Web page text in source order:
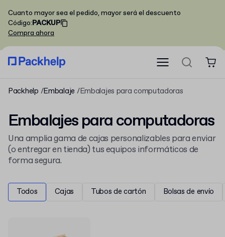
Cuanto mayor sea el pedido, mayor será el descuento
Código:PACKUP
Compra ahora
Packhelp Embalaje Embalajes para computadoras
Embalajes para computadoras
Una amplia gama de cajas personalizables para enviar
(o entregar en tienda) tus equipos informáticos de
forma segura.
Todos Cajas Tubos de cartón Bolsas de envío